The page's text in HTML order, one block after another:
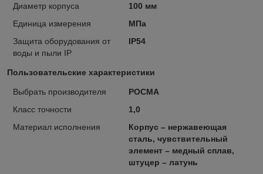
Диаметр корпуса
100 мм
Единица измерения
МПа
Защита оборудования от
воды и пыли IP
IP54
Пользовательские характеристики
Выбрать производителя
РОСМА
Класс точности
1,0
Материал исполнения
Корпус – нержавеющая
сталь, чувствительный
элемент – медный сплав,
штуцер – латунь